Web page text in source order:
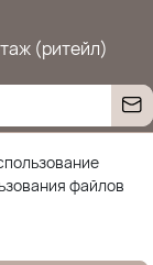
(ритейл)
файлов